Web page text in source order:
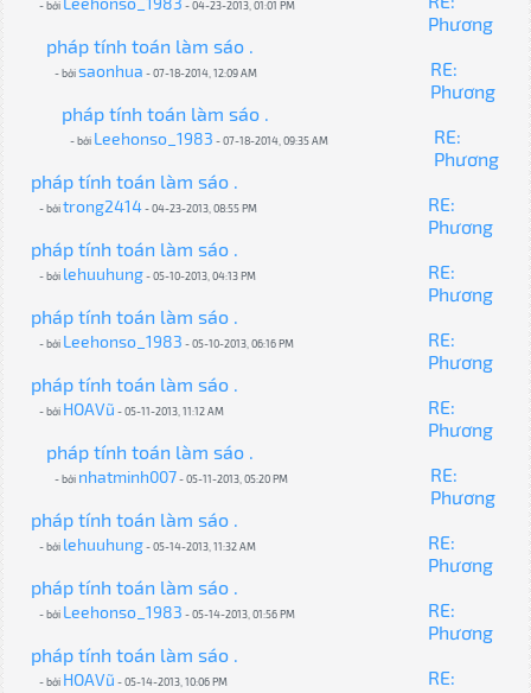
- bởi - 04-23-2013, 01:01 PM
Phương
pháp tính toán làm sáo .
- bởisaonhua - 07-18-2014, 12:09 AM
RE:
Phương
pháp tính toán làm sáo .
- bởi Leehonso_1983 - 07-18-2014, 09:35 AM
RE:
Phương
pháp tính toán làm sáo .
- bởitrong2414- 04-23-2013, 08:55 PM
RE:
Phương
pháp tính toán làm sáo .
- bởi lehuuhung- 05-10-2013, 04:13 PM
RE:
Phương
pháp tính toán làm sáo .
- bởi Leehonso_1983 - 05-10-2013, 06:16 PM
RE:
Phương
pháp tính toán làm sáo .
- bởi HOAVũ - 05-11-2013, 11:12 AM
RE:
Phương
pháp tính toán làm sáo .
- bởi nhatminh007 - 05-11-2013, 05:20 PM
RE:
Phương
pháp tính toán làm sáo .
- bởi lehuuhung- 05-14-2013, 11:32 AM
RE:
Phương
pháp tính toán làm sáo .
- bởi Leehonso_1983 - 05-14-2013, 01:56 PM
RE:
Phương
pháp tính toán làm sáo .
- bởi HOAVũ - 05-14-2013, 10:06 PM
RE: